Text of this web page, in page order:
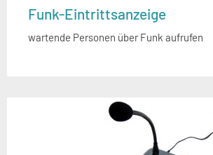
Funk-Eintrittsanzeige
wartende Personen über Funk aufrufen